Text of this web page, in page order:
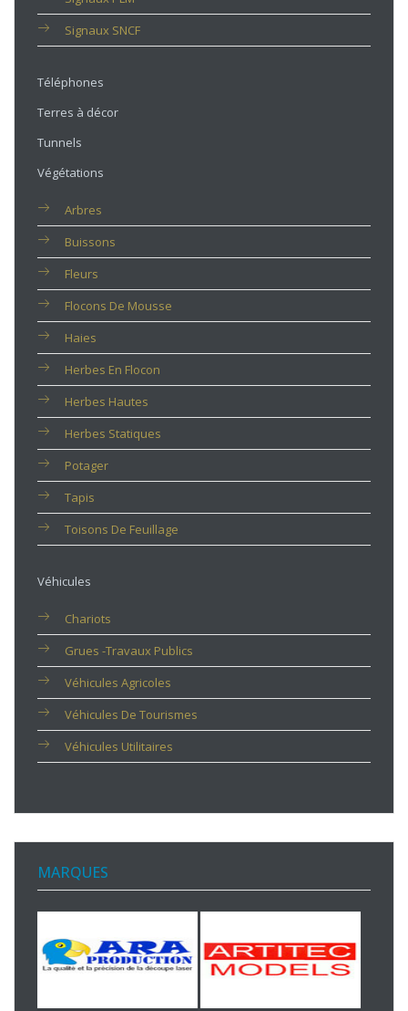
Signaux SNCF
Téléphones
Terres à décor
Tunnels
Végétations
Arbres
Buissons
Fleurs
Flocons De Mousse
Haies
Herbes En Flocon
Herbes Hautes
Herbes Statiques
Potager
Tapis
Toisons De Feuillage
Véhicules
Chariots
Grues -travaux Publics
Véhicules Agricoles
Véhicules De Tourismes
Véhicules Utilitaires
MARQUES